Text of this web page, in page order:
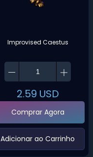
Improvised Caestus
2.59 USD
Comprar Agora
‌Adicionar ao Carrinho‌